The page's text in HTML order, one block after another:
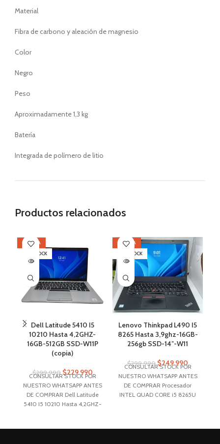
Material
Fibra de carbono y aleación de magnesio
Color
Negro
Peso
Aproximadamente 1,3 kg
Batería
Integrada de polímero de litio
Productos relacionados
OFERTA
SIN STOCK
Dell Latitude 5410 I5
10210 Hasta 4,2GHZ-
16GB-512GB SSD-W11P
(copia)
$299.990 $229.990
CONSULTAR STOCK POR
NUESTRO WHATSAPP ANTES
DE COMPRAR Dell Latitude
5410 I5 10210 Hasta 4,2GHZ-
OFERTA
SIN STOCK
Lenovo Thinkpad L490 I5
8265 Hasta 3,9ghz-16GB-
256gb SSD-14″-W11
$299.990 $249.990
CONSULTAR STOCK POR
NUESTRO WHATSAPP ANTES
DE COMPRAR Procesador
INTEL QUAD CORE i5 8265U